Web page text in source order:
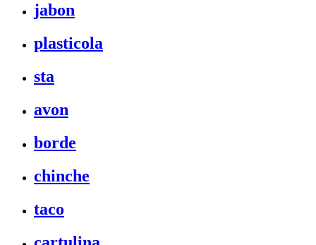
jabon
plasticola
sta
avon
borde
chinche
taco